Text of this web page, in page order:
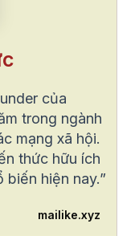
của
trong ngành
mạng xã hội.
thức hữu ích
biến hiện nay.”
mailike.xyz